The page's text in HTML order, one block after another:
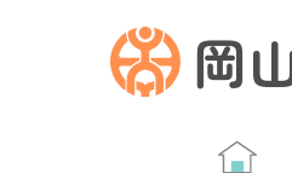
岡